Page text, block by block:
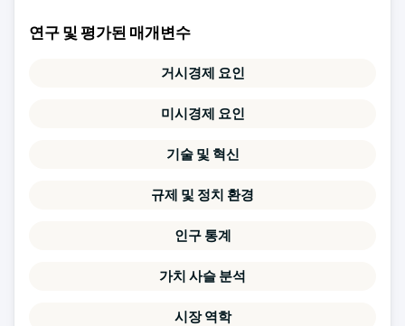
연구 및 평가된 매개변수
거시경제 요인
미시경제 요인
기술 및 혁신
규제 및 정치 환경
인구 통계
가치 사슬 분석
시장 역학